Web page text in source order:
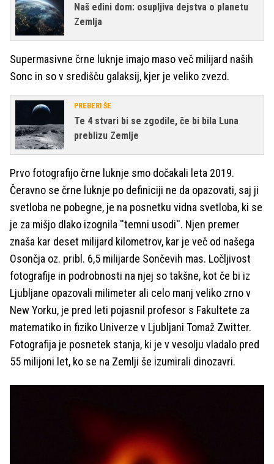
Naš edini dom: osupljiva dejstva o planetu
Zemlja
Supermasivne črne luknje imajo maso več milijard naših
Sonc in so v središču galaksij, kjer je veliko zvezd.
PREBERI ŠE
Te 4 stvari bi se zgodile, če bi bila Luna
preblizu Zemlje
Prvo fotografijo črne luknje smo dočakali leta 2019.
Čeravno se črne luknje po definiciji ne da opazovati, saj ji
svetloba ne pobegne, je na posnetku vidna svetloba, ki se
je za mišjo dlako izognila ''temni usodi''. Njen premer
znaša kar deset milijard kilometrov, kar je več od našega
Osončja oz. pribl. 6,5 milijarde Sončevih mas. Ločljivost
fotografije in podrobnosti na njej so takšne, kot če bi iz
Ljubljane opazovali milimeter ali celo manj veliko zrno v
New Yorku, je pred leti pojasnil profesor s Fakultete za
matematiko in fiziko Univerze v Ljubljani Tomaž Zwitter.
Fotografija je posnetek stanja, ki je v vesolju vladalo pred
55 milijoni let, ko se na Zemlji še izumirali dinozavri.